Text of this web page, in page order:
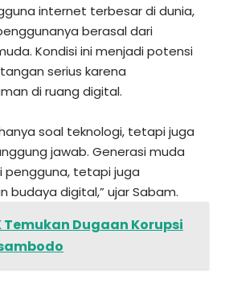
internet terbesar di dunia,
berasal dari
Kondisi ini menjadi potensi
serius karena
di ruang digital.
soal teknologi, tetapi juga
jawab. Generasi muda
pengguna, tetapi juga
budaya digital,” ujar Sabam.
Temukan Dugaan Korupsi